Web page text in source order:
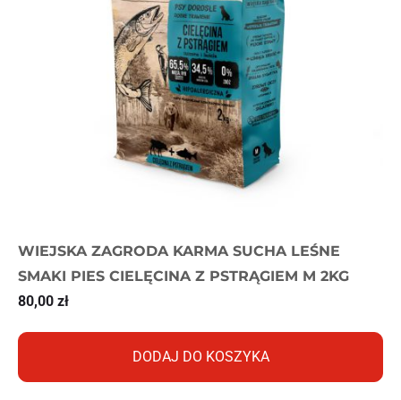
WIEJSKA ZAGRODA KARMA SUCHA LEŚNE
SMAKI PIES CIELĘCINA Z PSTRĄGIEM M 2KG
80,00 zł
DODAJ DO KOSZYKA